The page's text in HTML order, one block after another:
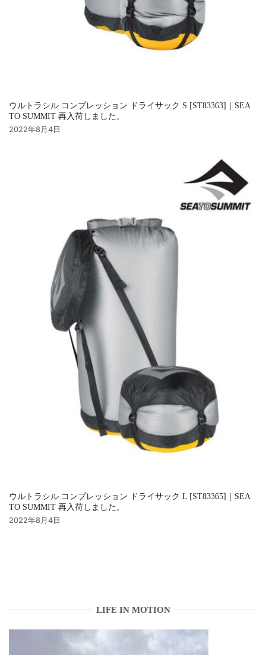
ウルトラシル コンプレッション ドライサック S [ST83363]｜SEA
TO SUMMIT 再入荷しました。
2022年8月4日
ウルトラシル コンプレッション ドライサック L [ST83365]｜SEA
TO SUMMIT 再入荷しました。
2022年8月4日
LIFE IN MOTION